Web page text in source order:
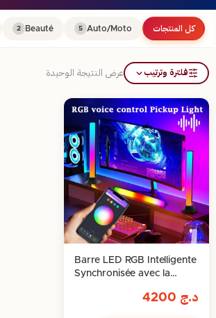
كل المنتجات Auto/Moto
5
Beauté
2
فلترة وترتيب عرض النتيجة الوحيدة
Barre LED RGB Intelligente
Synchronisée avec la
د.ج